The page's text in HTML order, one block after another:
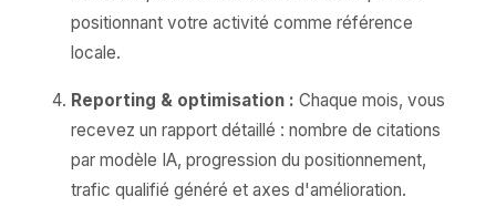
positionnant votre activité comme référence
locale.
Reporting & optimisation : Chaque mois, vous
recevez un rapport détaillé : nombre de citations
par modèle IA, progression du positionnement,
trafic qualifié généré et axes d'amélioration.